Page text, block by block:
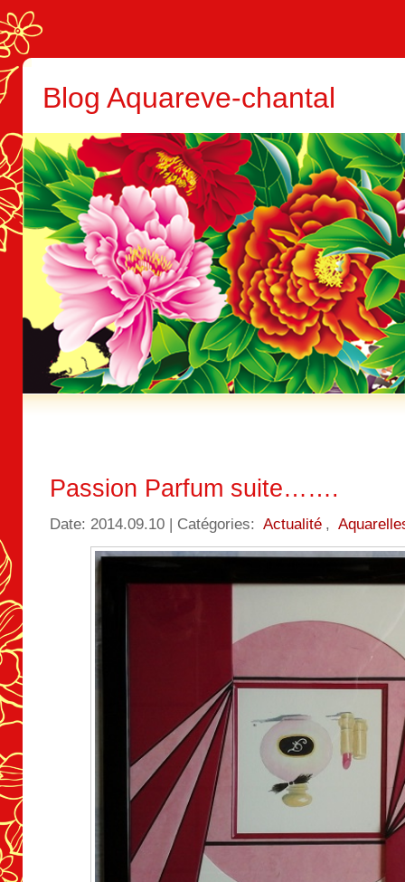
Blog Aquareve-chantal
Passion Parfum suite…….
Date: 2014.09.10 | Catégories: Actualité ,